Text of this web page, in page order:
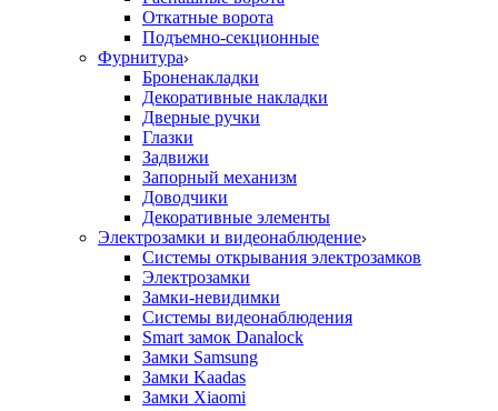
Откатные ворота
Подъемно-секционные
Фурнитура
Броненакладки
Декоративные накладки
Дверные ручки
Глазки
Задвижи
Запорный механизм
Доводчики
Декоративные элементы
Электрозамки и видеонаблюдение
Системы открывания электрозамков
Электрозамки
Замки-невидимки
Системы видеонаблюдения
Smart замок Danalock
Замки Samsung
Замки Kaadas
Замки Xiaomi